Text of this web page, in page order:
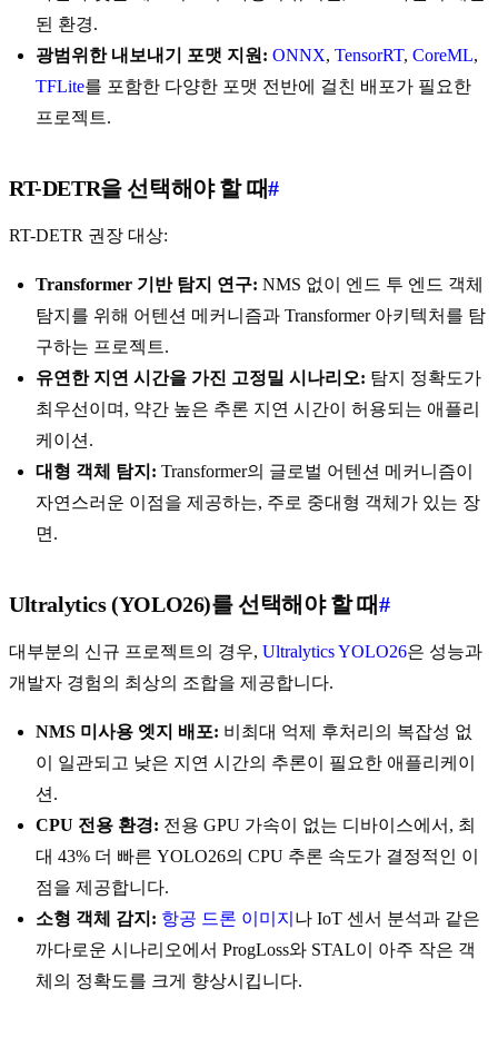
된 환경.
광범위한 내보내기 포맷 지원: ONNX, TensorRT, CoreML,
TFLite를 포함한 다양한 포맷 전반에 걸친 배포가 필요한
프로젝트.
RT-DETR을 선택해야 할 때#
RT-DETR 권장 대상:
Transformer 기반 탐지 연구: NMS 없이 엔드 투 엔드 객체
탐지를 위해 어텐션 메커니즘과 Transformer 아키텍처를 탐
구하는 프로젝트.
유연한 지연 시간을 가진 고정밀 시나리오: 탐지 정확도가
최우선이며, 약간 높은 추론 지연 시간이 허용되는 애플리
케이션.
대형 객체 탐지: Transformer의 글로벌 어텐션 메커니즘이
자연스러운 이점을 제공하는, 주로 중대형 객체가 있는 장
면.
Ultralytics (YOLO26)를 선택해야 할 때#
대부분의 신규 프로젝트의 경우, Ultralytics YOLO26은 성능과
개발자 경험의 최상의 조합을 제공합니다.
NMS 미사용 엣지 배포: 비최대 억제 후처리의 복잡성 없
이 일관되고 낮은 지연 시간의 추론이 필요한 애플리케이
션.
CPU 전용 환경: 전용 GPU 가속이 없는 디바이스에서, 최
대 43% 더 빠른 YOLO26의 CPU 추론 속도가 결정적인 이
점을 제공합니다.
소형 객체 감지: 항공 드론 이미지 나 IoT 센서 분석과 같은
까다로운 시나리오에서 ProgLoss와 STAL이 아주 작은 객
체의 정확도를 크게 향상시킵니다.